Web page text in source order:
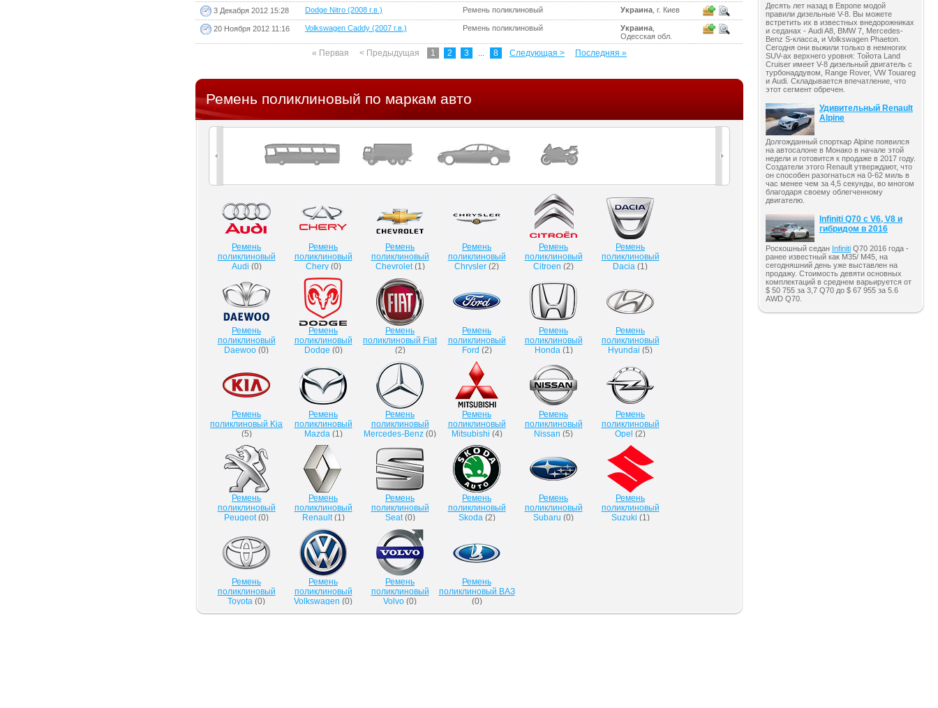
3 Декабря 2012 15:28
Dodge Nitro (2008 г.в.) Ремень поликлиновый Украина , г. Киев
20 Ноября 2012 11:16 Volkswagen Caddy (2007 г.в.) Ремень поликлиновый Украина
Одесская обл.
« Первая < Предыдущая 1 2 3 ... 8 Следующая > Последняя »
Ремень поликлиновый по маркам авто
Ремень
поликлиновый
Audi (0)
Ремень
поликлиновый
Chery(0)
Ремень
поликлиновый
Chevrolet(1)
Ремень
поликлиновый
Chrysler (2)
Ремень
поликлиновый
Citroen (2)
Ремень
поликлиновый
Dacia (1)
Ремень
поликлиновый
Daewoo (0)
Ремень
поликлиновый
Dodge (0)
Ремень
поликлиновый Fiat
(2)
Ремень
поликлиновый
Ford (2)
Ремень
поликлиновый
Honda(1)
Ремень
поликлиновый
Hyundai (5)
Ремень
поликлиновый Kia
(5)
Ремень
поликлиновый
Mazda(1)
Ремень
поликлиновый
Mercedes-Benz (0)
Ремень
поликлиновый
Mitsubishi (4)
Ремень
поликлиновый
Nissan (5)
Ремень
поликлиновый
Opel (2)
Ремень
поликлиновый
Peugeot(0)
Ремень
поликлиновый
Renault(1)
Ремень
поликлиновый
Seat(0)
Ремень
поликлиновый
Skoda(2)
Ремень
поликлиновый
Subaru (0)
Ремень
поликлиновый
Suzuki (1)
Ремень
поликлиновый
Toyota (0)
Ремень
поликлиновый
Volkswagen (0)
Ремень
поликлиновый
Volvo (0)
Ремень
поликлиновый ВАЗ
(0)
Десять лет назад в Европе модой
правили дизельные V-8. Вы можете
встретить их в известных внедорожниках
и седанах - Audi A8, BMW 7, Mercedes-
Benz S-класса, и Volkswagen Phaeton.
Сегодня они выжили только в немногих
SUV-ах верхнего уровня: Тойота Land
Cruiser имеет V-8 дизельный двигатель с
турбонаддувом, Range Rover, VW Touareg
и Audi. Складывается впечатление, что
этот сегмент обречен.
Удивительный Renault
Alpine
Долгожданный спорткар Alpine появился
на автосалоне в Монако в начале этой
недели и готовится к продаже в 2017 году.
Создатели этого Renault утверждают, что
он способен разогнаться на 0-62 миль в
час менее чем за 4,5 секунды, во многом
благодаря своему облегченному
двигателю.
Infiniti Q70 с V6, V8 и
гибридом в 2016
Роскошный седан Infiniti Q70 2016 года -
ранее известный как M35/ M45, на
сегодняшний день уже выставлен на
продажу. Стоимость девяти основных
комплектаций в среднем варьируется от
$ 50 755 за 3,7 Q70 до $ 67 955 за 5.6
AWD Q70.